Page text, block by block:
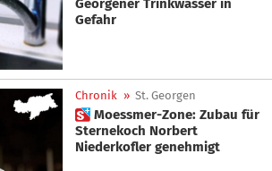
Georgener Trinkwasser in
Gefahr
Chronik » St. Georgen
 Moessmer-Zone: Zubau für
Sternekoch Norbert
Niederkofler genehmigt